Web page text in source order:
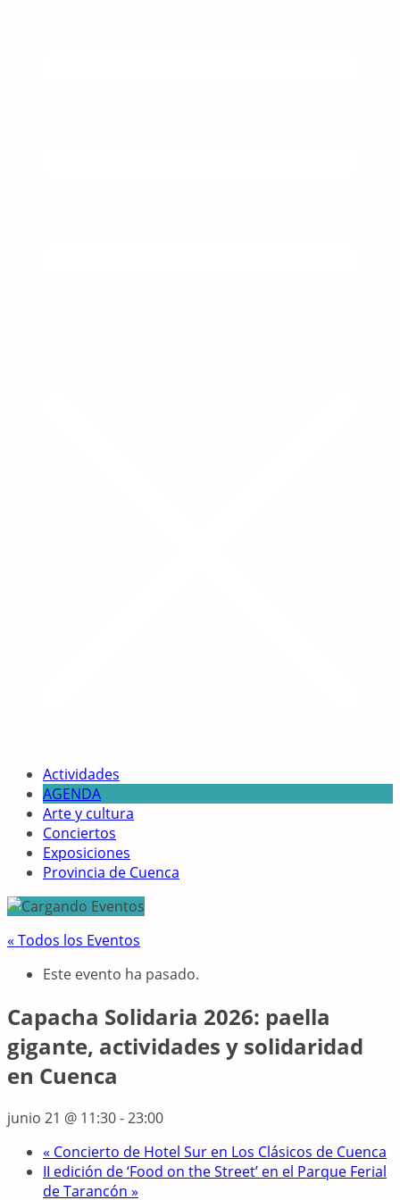
Actividades
AGENDA
Arte y cultura
Conciertos
Exposiciones
Provincia de Cuenca
« Todos los Eventos
Este evento ha pasado.
Capacha Solidaria 2026: paella
gigante, actividades y solidaridad
en Cuenca
junio 21 @ 11:30-23:00
« Concierto de Hotel Sur en Los Clásicos de Cuenca
II edición de ‘Food on the Street’ en el Parque Ferial
de Tarancón »